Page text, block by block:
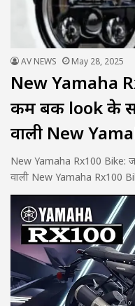
AV NEWS May 28, 2025
New Yamaha
कम बक look के
वाली New
New Yamaha Rx100
वाली New Yamaha Rx100